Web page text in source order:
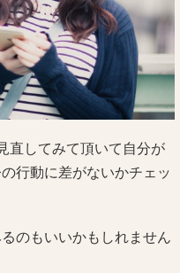
直してみて頂いて自分が
行動に差がないかチェッ
のもいいかもしれません